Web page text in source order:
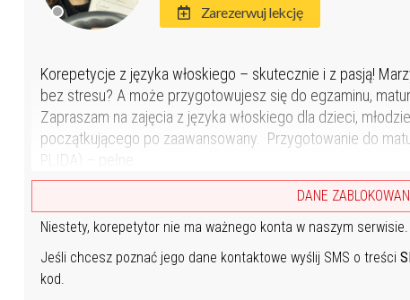
Zarezerwuj lekcję
Korepetycje z języka włoskiego – skutecznie i z pasją!
bez stresu? A może przygotowujesz się do egzaminu,
Zapraszam na zajęcia z języka włoskiego dla dzieci,
początkującego po zaawansowany. Przygotowanie do
PLIDA) – pełne...
DANE
Niestety, korepetytor nie ma ważnego konta w naszym serwisie.
Jeśli chcesz poznać jego dane kontaktowe wyślij SMS o treści
kod.